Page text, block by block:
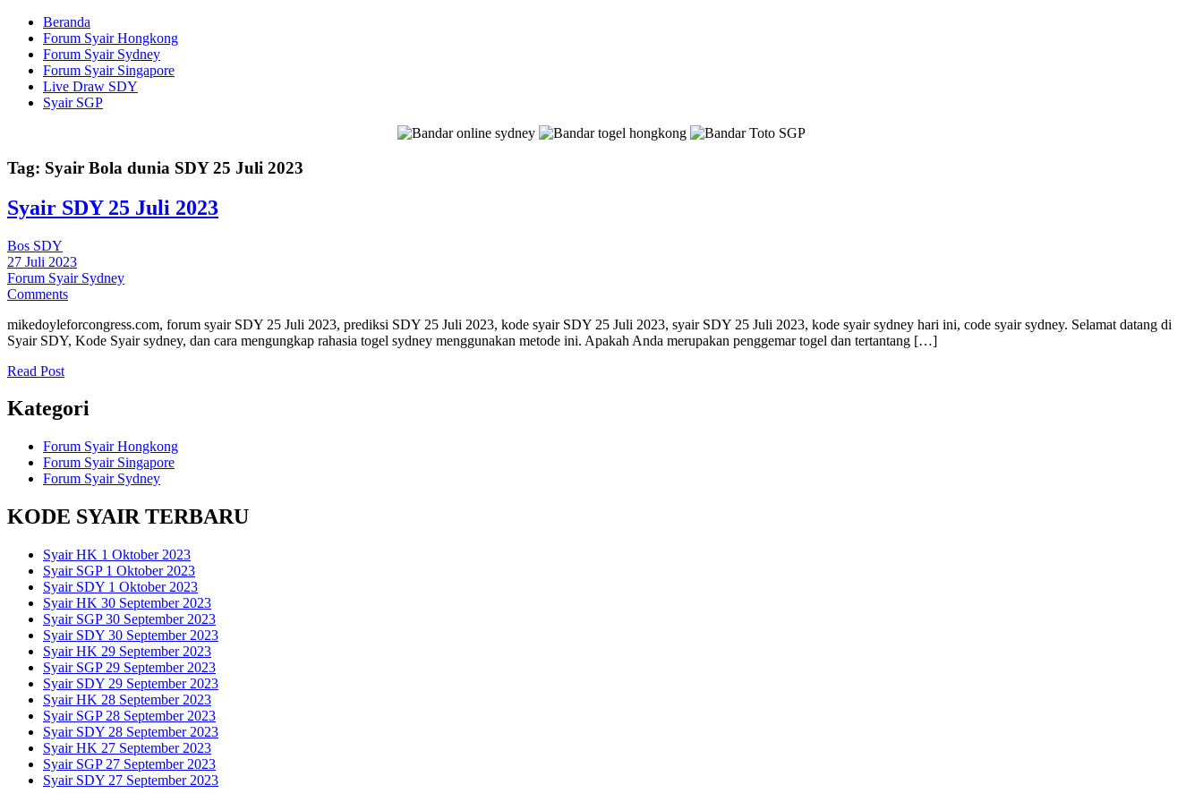
Beranda
Forum Syair Hongkong
Forum Syair Sydney
Forum Syair Singapore
Live Draw SDY
Syair SGP
Tag: Syair Bola dunia SDY 25 Juli 2023
Syair SDY 25 Juli 2023
Bos SDY
27 Juli 2023
Forum Syair Sydney
Comments
mikedoyleforcongress.com, forum syair SDY 25 Juli 2023, prediksi SDY 25 Juli 2023, kode syair SDY 25 Juli 2023, syair SDY 25 Juli 2023, kode syair sydney hari ini, code syair sydney. Selamat datang di
Syair SDY, Kode Syair sydney, dan cara mengungkap rahasia togel sydney menggunakan metode ini. Apakah Anda merupakan penggemar togel dan tertantang […]
Read Post
Kategori
Forum Syair Hongkong
Forum Syair Singapore
Forum Syair Sydney
KODE SYAIR TERBARU
Syair HK 1 Oktober 2023
Syair SGP 1 Oktober 2023
Syair SDY 1 Oktober 2023
Syair HK 30 September 2023
Syair SGP 30 September 2023
Syair SDY 30 September 2023
Syair HK 29 September 2023
Syair SGP 29 September 2023
Syair SDY 29 September 2023
Syair HK 28 September 2023
Syair SGP 28 September 2023
Syair SDY 28 September 2023
Syair HK 27 September 2023
Syair SGP 27 September 2023
Syair SDY 27 September 2023